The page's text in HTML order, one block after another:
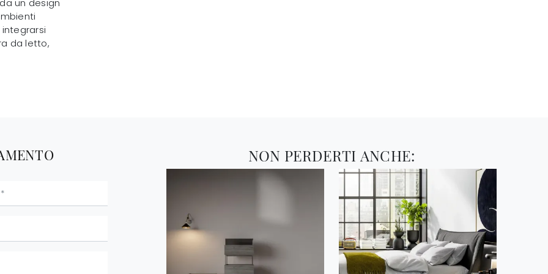
un design
da letto,
NON PERDERTI ANCHE: